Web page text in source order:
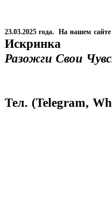
23.03.2025 года. На нашем
Искринка
Разожги Свои
Тел. (Telegram,